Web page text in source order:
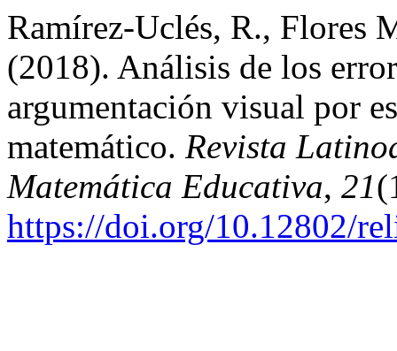
Ramírez-Uclés, R., Flores
(2018). Análisis de los
argumentación visual por
matemático. Revista
Matemática Educativa, 21
https://doi.org/10.12802/